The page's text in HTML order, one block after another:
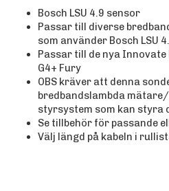
Bosch LSU 4.9 sensor
Passar till diverse
som använder Bosch LSU
Passar till de nya
G4+ Fury
OBS kräver att denna
bredbandslambda
styrsystem som kan styra
Se tillbehör för passande
Välj längd på kabeln i